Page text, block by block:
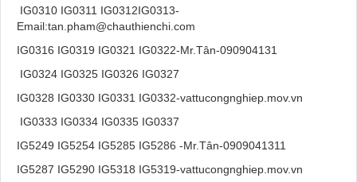
IG0310 IG0311 IG0312IG0313-
Email:tan.pham@chauthienchi.com
IG0316 IG0319 IG0321 IG0322-Mr.Tân-090904131
IG0324 IG0325 IG0326 IG0327
IG0328 IG0330 IG0331 IG0332-vattucongnghiep.mov.vn
IG0333 IG0334 IG0335 IG0337
IG5249 IG5254 IG5285 IG5286 -Mr.Tân-0909041311
IG5287 IG5290 IG5318 IG5319-vattucongnghiep.mov.vn